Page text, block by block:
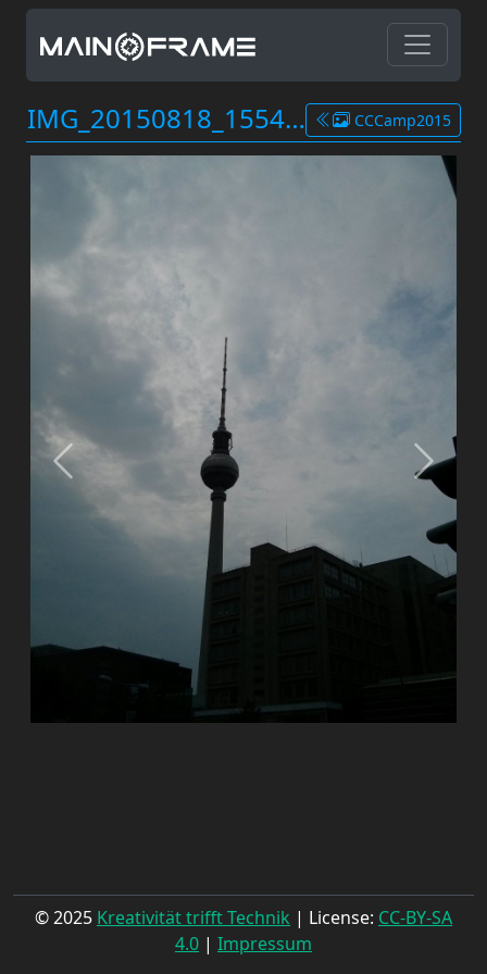
IMG_20150818_155435.jpg CCCamp2015
© 2025 Kreativität trifft Technik | License: CC-BY-SA
4.0 | Impressum